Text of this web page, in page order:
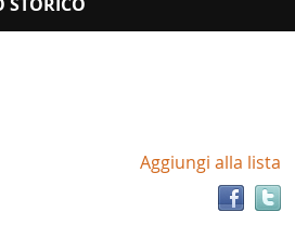
Aggiungi alla lista